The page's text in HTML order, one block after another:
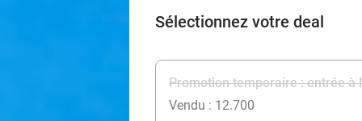
Sélectionnez votre deal
Promotion temporaire : entrée à
Vendu : 12.700